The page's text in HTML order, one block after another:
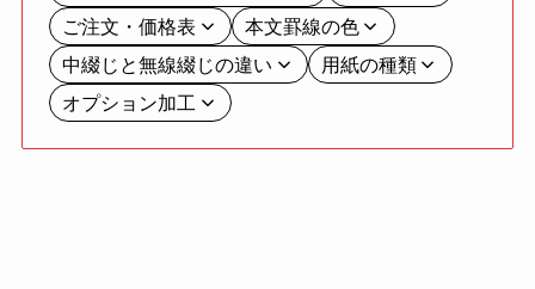
ご注文・価格表
本文罫線の色
中綴じと無線綴じの違い
用紙の種類
オプション加工